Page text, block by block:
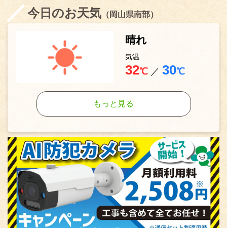
今日のお天気 （岡山県南部）
晴れ
気温
32℃ ／ 30℃
もっと見る